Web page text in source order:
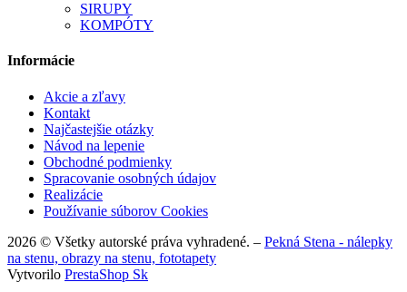
SIRUPY
KOMPÓTY
Informácie
Akcie a zľavy
Kontakt
Najčastejšie otázky
Návod na lepenie
Obchodné podmienky
Spracovanie osobných údajov
Realizácie
Používanie súborov Cookies
2026 © Všetky autorské práva vyhradené. – Pekná Stena - nálepky
na stenu, obrazy na stenu, fototapety
Vytvorilo PrestaShop Sk